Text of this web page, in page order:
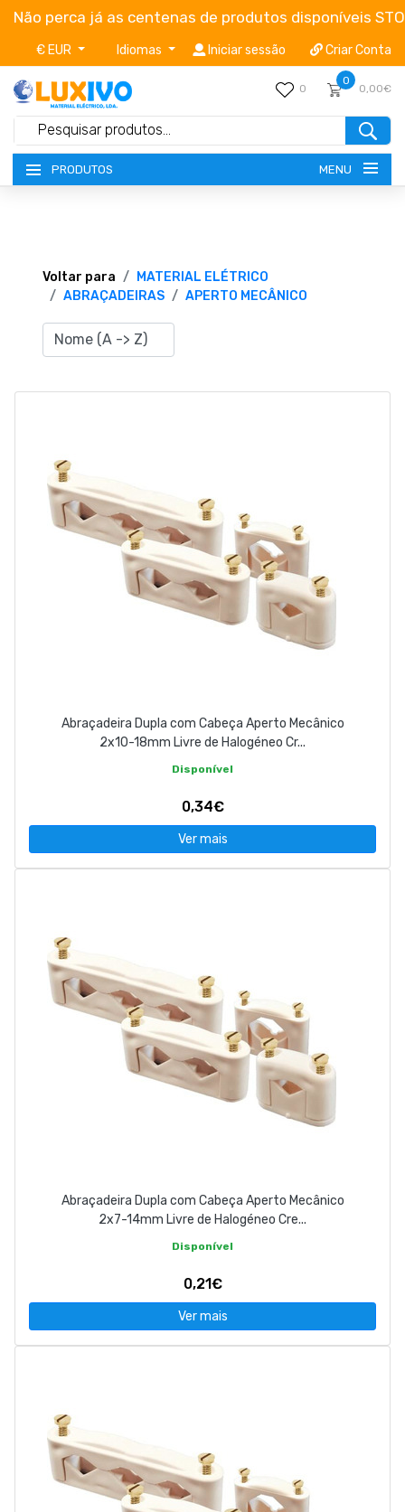
Não perca já as centenas de produtos disponíveis
€ EUR Idiomas Iniciar sessão Criar Conta
0
0
0,00€
PRODUTOS MENU
TERMOS E CONDIÇÕES
263 710 898 geral@luxivo.pt
Voltar para
MATERIAL ELÉTRICO
ABRAÇADEIRAS
APERTO MECÂNICO
Abraçadeira Dupla com Cabeça Aperto Mecânico
2x10-18mm Livre de Halogéneo Cr...
Disponível
0,34€
Ver mais
Abraçadeira Dupla com Cabeça Aperto Mecânico
2x7-14mm Livre de Halogéneo Cre...
Disponível
0,21€
Ver mais